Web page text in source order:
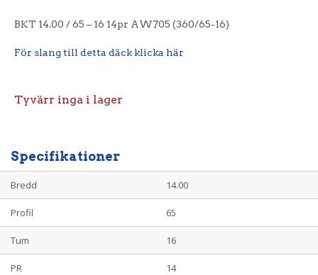
BKT 14.00 / 65 – 16 14pr AW705 (360/65-16)
För slang till detta däck klicka här
Tyvärr inga i lager
Specifikationer
Bredd 14.00
Profil 65
Tum 16
PR 14